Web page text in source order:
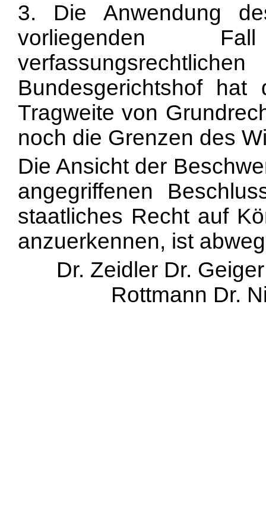
3. Die Anwendung
vorliegenden
Bundesgerichtshof
Tragweite von
noch die Grenzen des
Die Ansicht der
angegriffenen
staatliches Recht auf
anzuerkennen, ist
Dr. Zeidler Dr.
Rottmann Dr.